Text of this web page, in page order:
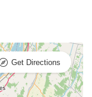
Get Directions